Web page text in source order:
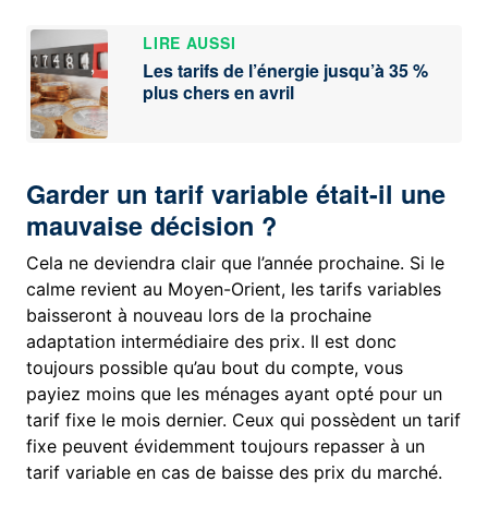
LIRE AUSSI
Les tarifs de l’énergie jusqu’à 35 %
plus chers en avril
Garder un tarif variable était-il une
mauvaise décision ?
Cela ne deviendra clair que l’année prochaine. Si le
calme revient au Moyen-Orient, les tarifs variables
baisseront à nouveau lors de la prochaine
adaptation intermédiaire des prix. Il est donc
toujours possible qu’au bout du compte, vous
payiez moins que les ménages ayant opté pour un
tarif fixe le mois dernier. Ceux qui possèdent un tarif
fixe peuvent évidemment toujours repasser à un
tarif variable en cas de baisse des prix du marché.